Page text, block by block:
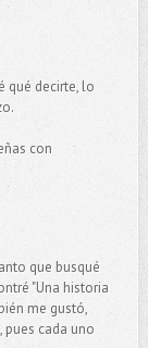
qué decirte, lo
con
que busqué
"Una historia
me gustó,
cada uno